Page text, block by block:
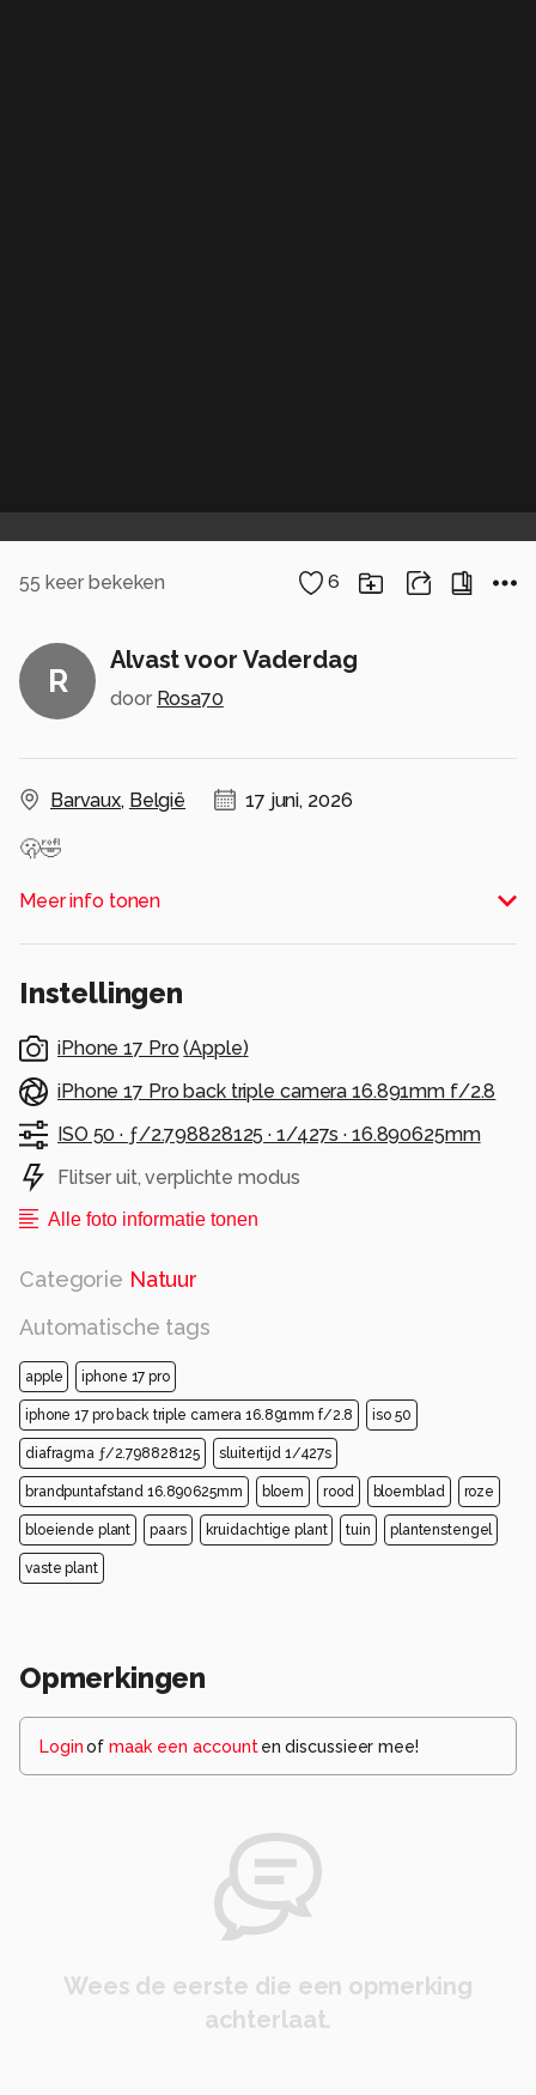
55 keer bekeken 6
R
Alvast voor Vaderdag
door Rosa70
Barvaux, België 17 juni, 2026
🫢🤣
Alle rechten voorbehouden
Meer info tonen
Instellingen
iPhone 17 Pro (Apple)
iPhone 17 Pro back triple camera 16.891mm f/2.8
ISO 50 · ƒ/2.798828125 ·1/427s · 16.890625mm
Flitser uit, verplichte modus
Alle foto informatie tonen
Categorie Natuur
Automatische tags
apple iphone 17 pro
iphone 17 pro back triple camera 16.891mm f/2.8 iso 50
diafragma ƒ/2.798828125 sluitertijd 1/427s
brandpuntafstand 16.890625mm bloem rood bloemblad roze
bloeiende plant paars kruidachtige plant tuin plantenstengel
vaste plant
Opmerkingen
Loginof maak een account en discussieer mee!
Wees de eerste die een opmerking
achterlaat.